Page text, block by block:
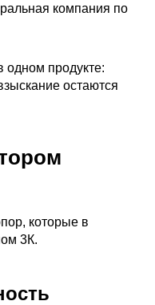
компания по
одном продукте:
остаются
которые в
3К.